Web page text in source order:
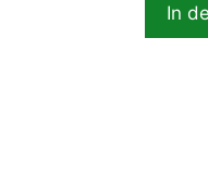
In